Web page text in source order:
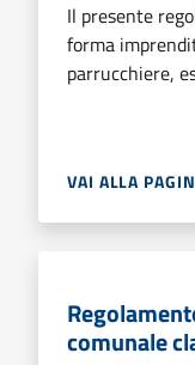
Il presente
forma
parrucchiere,
VAI ALLA
comunale